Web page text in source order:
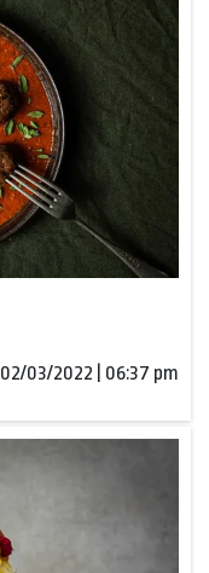
02/03/2022 | 06:37 pm